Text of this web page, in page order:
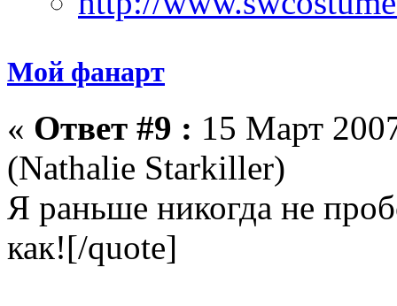
Мой фанарт
« Ответ #9 : 15 Март
(Nathalie Starkiller)
Я раньше никогда не
как![/quote]